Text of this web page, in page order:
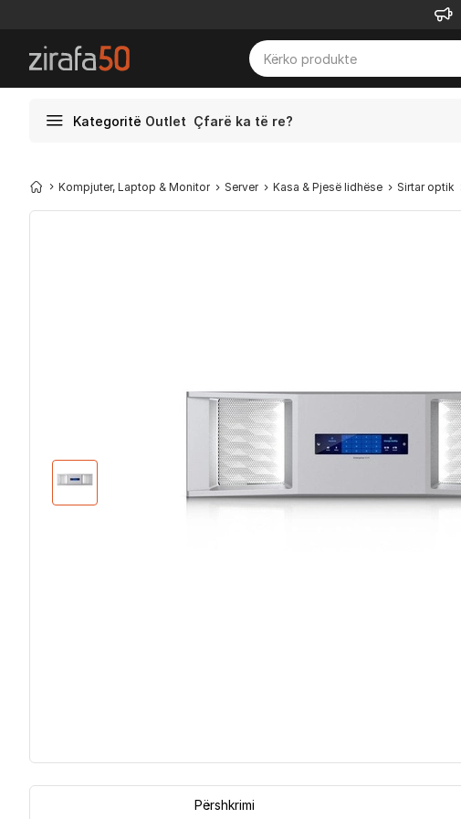
Kategoritë Outlet Çfarë ka të re?
Kompjuter, Laptop & Monitor Server Kasa & Pjesë lidhëse Sirtar optik
Përshkrimi